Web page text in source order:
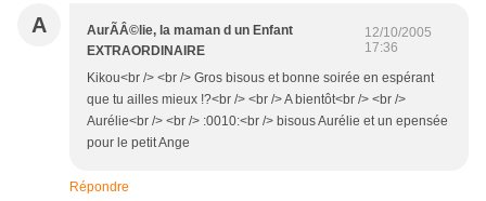
A
AurÃÂ©lie, la maman d un Enfant
EXTRAORDINAIRE
12/10/2005
17:36
Kikou<br /> <br /> Gros bisous et bonne soirée en espérant
que tu ailles mieux !?<br /> <br /> A bientôt<br /> <br />
Aurélie<br /> <br /> :0010:<br /> bisous Aurélie et un epensée
pour le petit Ange
Répondre